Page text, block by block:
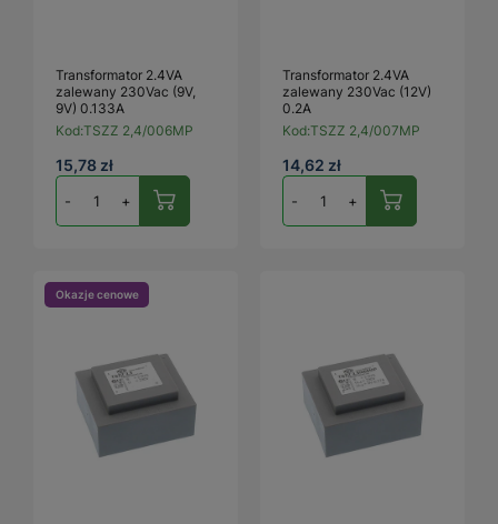
Transformator 2.4VA
zalewany 230Vac (9V,
9V) 0.133A
Kod:TSZZ 2,4/006MP
15,78 zł
- +
Transformator 2.4VA
zalewany 230Vac (12V)
0.2A
Kod:TSZZ 2,4/007MP
14,62 zł
- +
Okazje cenowe